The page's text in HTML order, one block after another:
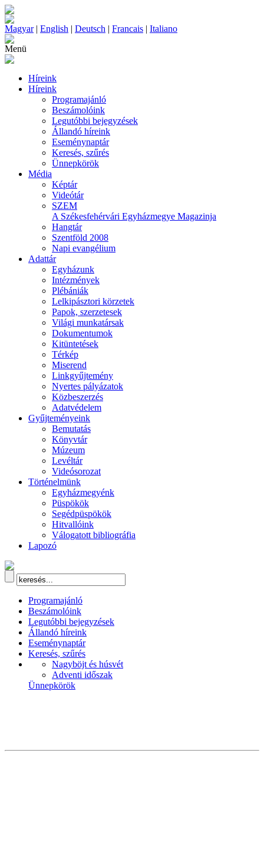
Magyar| English | Deutsch | Francais | Italiano
Menü
Híreink
Híreink
Programajánló
Beszámolóink
Legutóbbi bejegyzések
Állandó híreink
Eseménynaptár
Keresés, szűrés
Ünnepkörök
Média
Képtár
Videótár
SZEM
A Székesfehérvári Egyházmegye Magazinja
Hangtár
Szentföld 2008
Napi evangélium
Adattár
Egyházunk
Intézmények
Plébániák
Lelkipásztori körzetek
Papok, szerzetesek
Világi munkatársak
Dokumentumok
Kitüntetések
Térkép
Miserend
Linkgyűjtemény
Nyertes pályázatok
Közbeszerzés
Adatvédelem
Gyűjteményeink
Bemutatás
Könyvtár
Múzeum
Levéltár
Videósorozat
Történelmünk
Egyházmegyénk
Püspökök
Segédpüspökök
Hitvallóink
Válogatott bibliográfia
Lapozó
Programajánló
Beszámolóink
Legutóbbi bejegyzések
Állandó híreink
Eseménynaptár
Keresés, szűrés
Nagyböjt és húsvét
Adventi időszak
Ünnepkörök